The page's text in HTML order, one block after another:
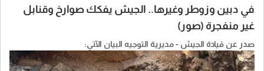
في دبين وزوطر وغيرها.. الجيش يفكك صوارخ وقنابل
غير منفجرة (صور)
صدر عن قيادة الجيش - مديرية التوجيه البيان الآتي: